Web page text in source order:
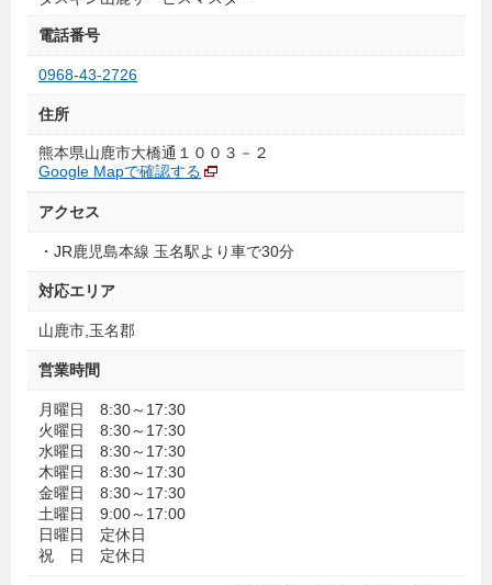
電話番号
0968-43-2726
住所
熊本県山鹿市大橋通１００３－２
Google Mapで確認する
アクセス
・JR鹿児島本線 玉名駅より車で30分
対応エリア
山鹿市,玉名郡
営業時間
月曜日 8:30～17:30
火曜日 8:30～17:30
水曜日 8:30～17:30
木曜日 8:30～17:30
金曜日 8:30～17:30
土曜日 9:00～17:00
日曜日 定休日
祝 日 定休日